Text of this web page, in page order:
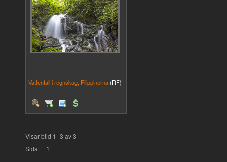
Vattenfall i regnskog, Filippinerna (RF)
Visar bild 1–3 av 3
Sida:
1